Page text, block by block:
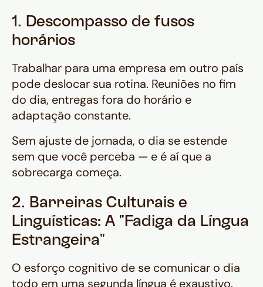
1. Descompasso de fusos
horários
Trabalhar para uma empresa em outro país
pode deslocar sua rotina. Reuniões no fim
do dia, entregas fora do horário e
adaptação constante.
Sem ajuste de jornada, o dia se estende
sem que você perceba — e é aí que a
sobrecarga começa.
2. Barreiras Culturais e
Linguísticas: A "Fadiga da Língua
Estrangeira"
O esforço cognitivo de se comunicar o dia
todo em uma segunda língua é exaustivo.